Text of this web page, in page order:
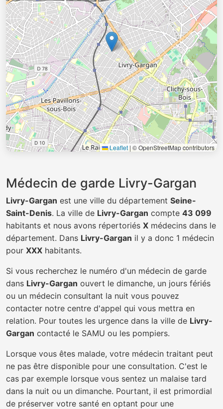
Leaflet |© OpenStreetMap contributors
Médecin de garde Livry-Gargan
Livry-Gargan est une ville du département Seine-
Saint-Denis. La ville de Livry-Gargan compte 43 099
habitants et nous avons répertoriés X médecins dans le
département. Dans Livry-Gargan il y a donc 1 médecin
pour XXX habitants.
Si vous recherchez le numéro d'un médecin de garde
dans Livry-Gargan ouvert le dimanche, un jours fériés
ou un médecin consultant la nuit vous pouvez
contacter notre centre d'appel qui vous mettra en
relation. Pour toutes les urgence dans la ville de Livry-
Gargan contacté le SAMU ou les pompiers.
Lorsque vous êtes malade, votre médecin traitant peut
ne pas être disponible pour une consultation. C'est le
cas par exemple lorsque vous sentez un malaise tard
dans la nuit ou un dimanche. Pourtant, il est primordial
de préserver votre santé en optant pour une